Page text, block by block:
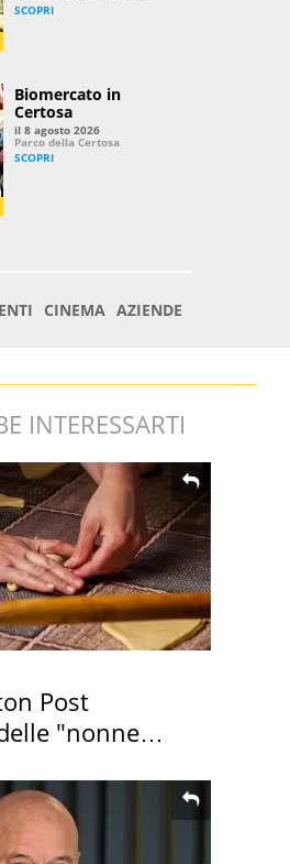
INTERESSARTI
Post
"nonne